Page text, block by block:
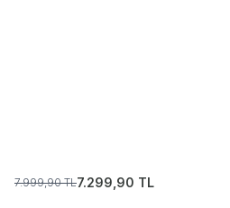
7.999,90TL7.299,90 TL